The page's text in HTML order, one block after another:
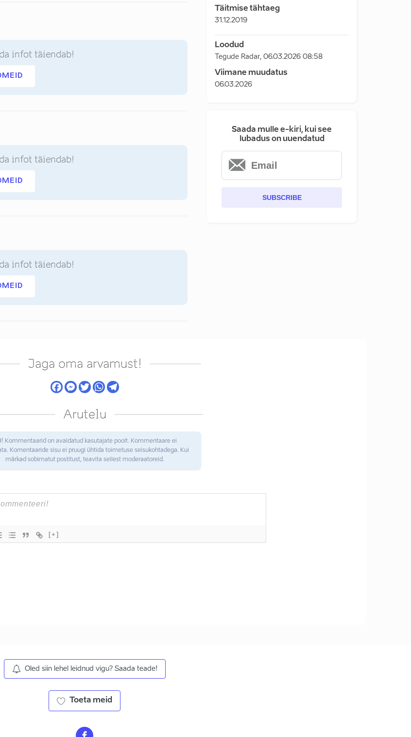
infot täiendab!
infot täiendab!
infot täiendab!
Täitmise tähtaeg
31.12.2019
Loodud
Tegude Radar, 06.03.2026 08:58
Viimane muudatus
06.03.2026
Saada mulle e-kiri, kui see
lubadus on uuendatud
SUBSCRIBE
Jaga oma arvamust!
Arutelu
Kommentaarid on avaldatud kasutajate poolt. Kommentaare ei
Komentaaride sisu ei pruugi ühtida toimetuse seisukohtadega. Kui
märkad sobimatut postitust, teavita sellest moderaatoreid.
[+]
Oled siin lehel leidnud vigu? Saada teade!
Toeta meid